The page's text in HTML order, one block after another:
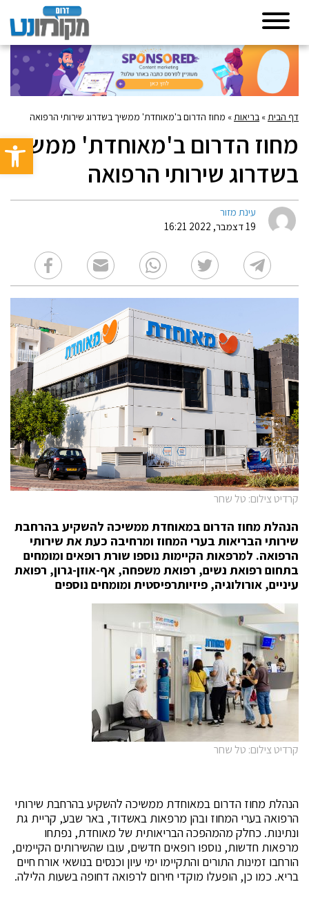
פתח
דף הבית» בריאות» מחוז הדרום ב'מאוחדת' ממשיך בשדרוג שירותי הרפואה
מחוז הדרום ב'מאוחדת' ממשיך
בשדרוג שירותי הרפואה
עינת מזור
19 דצמבר, 2022 16:21
קרדיט צילום: טל שחר
הנהלת מחוז הדרום במאוחדת ממשיכה להשקיע בהרחבת
שירותי הבריאות בערי המחוז ומרחיבה כעת את שירותי
הרפואה. למרפאות הקיימות נוספו שורת רופאים ומומחים
בתחום רפואת נשים, רפואת משפחה, אף-אוזן-גרון, רפואת
עיניים, אורולוגיה, פיזיותרפיסטית ומומחים נוספים
קרדיט צילום: טל שחר
הנהלת מחוז הדרום במאוחדת ממשיכה להשקיע בהרחבת שירותי
הרפואה בערי המחוז ובהן מרפאות באשדוד, באר שבע, קריית גת
ונתינות. כחלק מהמהפכה הבריאותית של מאוחדת, נפתחו
מרפאות חדשות, נוספו רופאים חדשים, עובו שהשירותים הקיימים,
הורחבו זמינות התורים והתקיימו ימי עיון וכנסים בנושאי אורח חיים
בריא. כמו כן, הופעלו מוקדי חירום לרפואה דחופה בשעות הלילה.